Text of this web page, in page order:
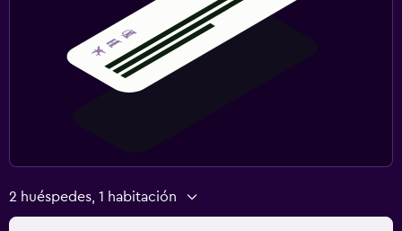
2 huéspedes, 1 habitación